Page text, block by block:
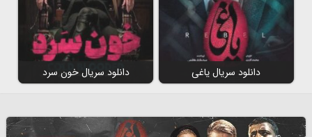
دانلود سریال یاغی دانلود سریال خون سرد